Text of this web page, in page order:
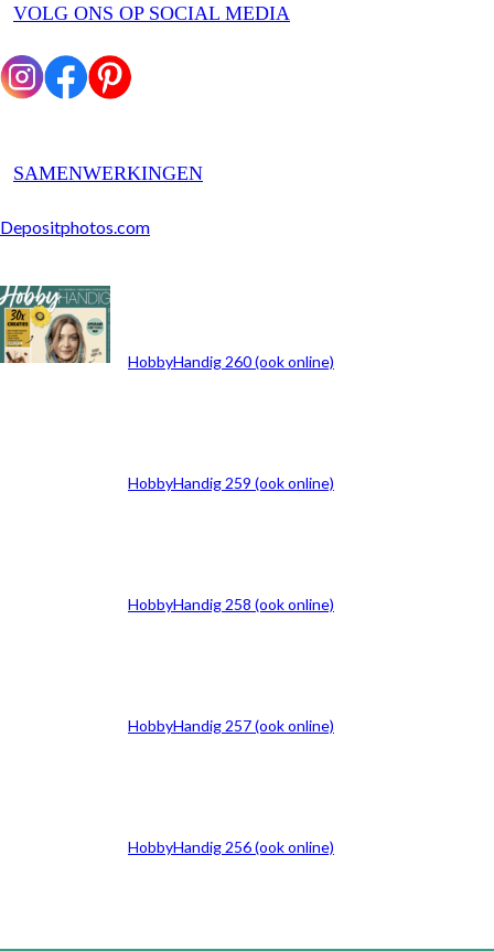
VOLG ONS OP SOCIAL MEDIA
SAMENWERKINGEN
Depositphotos.com
ARCHIEF
HobbyHandig 260 (ook online)
HobbyHandig 259 (ook online)
HobbyHandig 258 (ook online)
HobbyHandig 257 (ook online)
HobbyHandig 256 (ook online)